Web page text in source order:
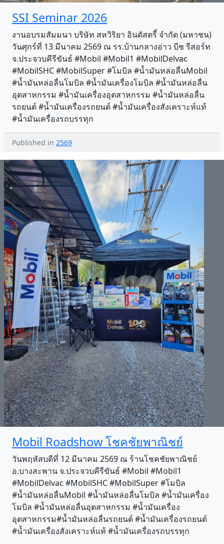
SSI Seminar 2026
งานอบรมสัมมนา บริษัท สหวิริยา อินดัสตรี้ จำกัด (มหาชน)
วันศุกร์ที่ 13 มีนาคม 2569 ณ รร.บ้านกลางอ่าว บีช รีสอร์ท
จ.ประจวบคีรีขันธ์ #Mobil #Mobil1 #MobilDelvac
#MobilSHC #MobilSuper #โมบิล #น้ำมันหล่อลื่นMobil
#น้ำมันหล่อลื่นโมบิล #น้ำมันเครื่องโมบิล #น้ำมันหล่อลื่น
อุตสาหกรรม #น้ำมันเครื่องอุตสาหกรรม #น้ำมันหล่อลื่น
รถยนต์ #น้ำมันเครื่องรถยนต์ #น้ำมันเครื่องสังเคราะห์แท้
#น้ำมันเครื่องรถบรรทุก
Published in 2569
Mobil Roadshow โชคชัยพาณิชย์
วันพฤหัสบดีที่ 12 มีนาคม 2569 ณ ร้านโชคชัยพาณิชย์
อ.บางสะพาน จ.ประจวบคีรีขันธ์ #Mobil #Mobil1
#MobilDelvac #MobilSHC #MobilSuper #โมบิล
#น้ำมันหล่อลื่นMobil #น้ำมันหล่อลื่นโมบิล #น้ำมันเครื่อง
โมบิล #น้ำมันหล่อลื่นอุตสาหกรรม #น้ำมันเครื่อง
อุตสาหกรรม#น้ำมันหล่อลื่นรถยนต์ #น้ำมันเครื่องรถยนต์
#น้ำมันเครื่องสังเคราะห์แท้ #น้ำมันเครื่องรถบรรทุก